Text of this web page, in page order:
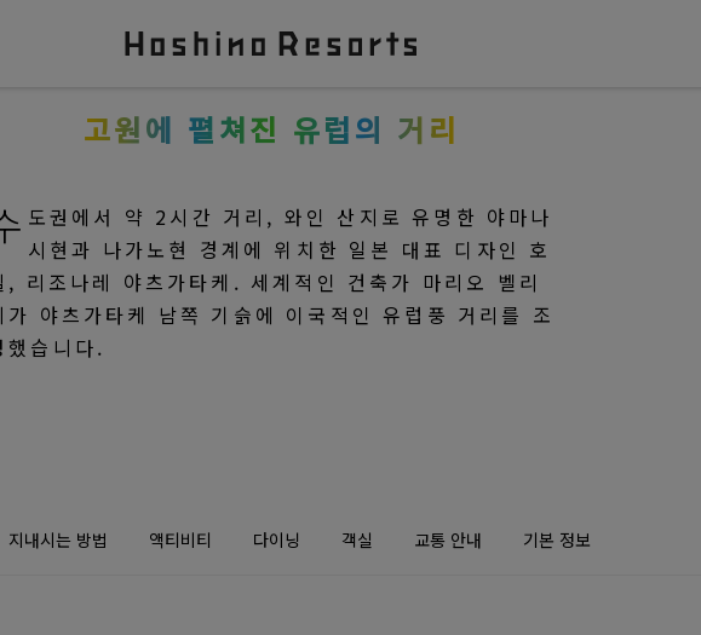
고원에 펼쳐진 유럽의 거리
도권에서 약 2시간 거리, 와인 산지로 유명한 야마나
시현과 나가노현 경계에 위치한 일본 대표 디자인 호
, 리조나레 야츠가타케. 세계적인 건축가 마리오 벨리
가 야츠가타케 남쪽 기슭에 이국적인 유럽풍 거리를 조
했습니다.
지내시는 방법 액티비티 다이닝 객실 교통 안내 기본 정보